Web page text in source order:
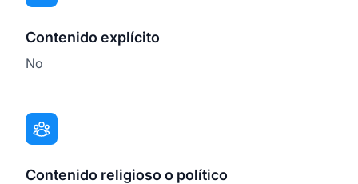
Contenido explícito
No
Contenido religioso o político